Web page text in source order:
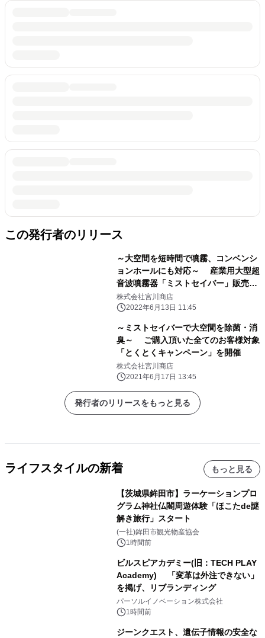
この発行者のリリース
～大空間を短時間で噴霧、コンベンシ
ョンホールにも対応～ 産業用大型超
音波噴霧器「ミストセイバー」販売代
理店様大募集
株式会社宮川商店
2022年6月13日 11:45
～ミストセイバーで大空間を除菌・消
臭～ ご購入頂いた全てのお客様対象
「とくとくキャンペーン」を開催
株式会社宮川商店
2021年6月17日 13:45
発行者のリリースをもっと見る
ライフスタイルの新着 もっと見る
【茨城県鉾田市】ラーケーションプロ
グラム神社仏閣周遊体験「ほこたde謎
解き旅行」スタート
(一社)鉾田市観光物産協会
1時間前
ビルスピアカデミー(旧：TECH PLAY
Academy) 「変革は外注できない」
を掲げ、リブランディング
パーソルイノベーション株式会社
1時間前
ジーンクエスト、遺伝子情報の安全な